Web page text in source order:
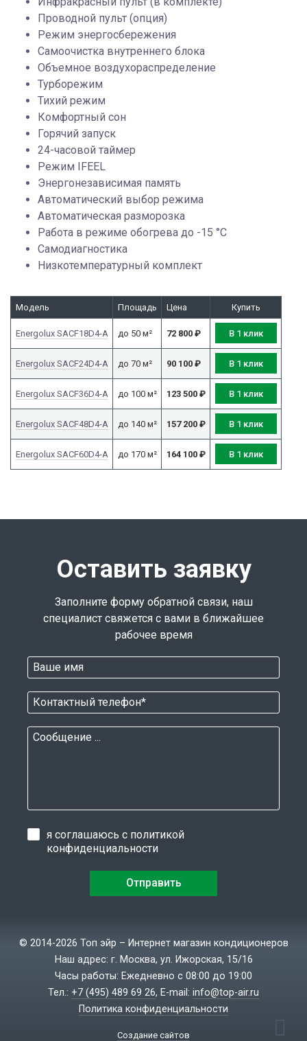
Проводной пульт (опция)
Режим энергосбережения
Самоочистка внутреннего блока
Объемное воздухораспределение
Турборежим
Тихий режим
Комфортный сон
Горячий запуск
24-часовой таймер
Режим IFEEL
Энергонезависимая память
Автоматический выбор режима
Автоматическая разморозка
Работа в режиме обогрева до -15 °С
Самодиагностика
Низкотемпературный комплект
Модель Площадь Цена Купить
Energolux SACF18D4-A до 50 м² 72 800 ₽ В 1 клик
Energolux SACF24D4-A до 70 м² 90 100 ₽ В 1 клик
Energolux SACF36D4-A до 100 м² 123 500 ₽ В 1 клик
Energolux SACF48D4-A до 140 м² 157 200 ₽ В 1 клик
Energolux SACF60D4-A до 170 м² 164 100 ₽ В 1 клик
Оставить заявку
Заполните форму обратной связи, наш
специалист свяжется с вами в ближайшее
рабочее время
я соглашаюсь с политикой
конфиденциальности
© 2014-2026 Топ эйр – Интернет магазин кондиционеров
Наш адрес: г. Москва, ул. Ижорская, 15/16
Часы работы: Ежедневно с 08:00 до 19:00
Тел.: +7 (495) 489 69 26, E-mail: info@top-air.ru
Политика конфиденциальности
Создание сайтов